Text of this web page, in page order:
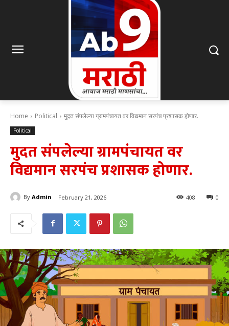
Home Political मुदत संपलेल्या ग्रामपंचायत वर विद्यमान सरपंच प्रशासक होणार.
Political
मुदत संपलेल्या ग्रामपंचायत वर
विद्यमान सरपंच प्रशासक होणार.
By Admin February 21, 2026 0
408